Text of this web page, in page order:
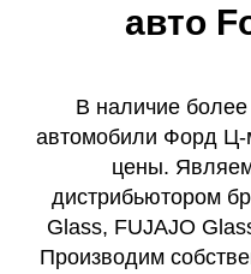
авто
В наличие более
автомобили Форд Ц-
цены.
дистрибьютором
Glass, FUJAJO
Производим